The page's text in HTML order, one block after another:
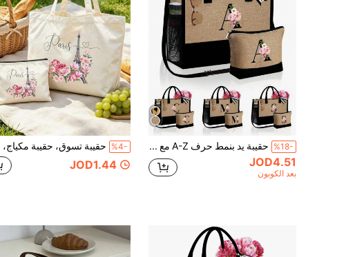
%18- حقيبة يد بنمط حرف A-Z مع شريط كتف وحقيبة مستحضرات تجميل، حقيبة هدايا مخصصة مع جيب جانبي، حقيبة شاطئ مع وشاح، حقيبة تخزين سفر بسيطة، حقيبة مستحضرات تجميل للسفر
JOD4.51
بعد الكوبون
%4-
JOD1.44